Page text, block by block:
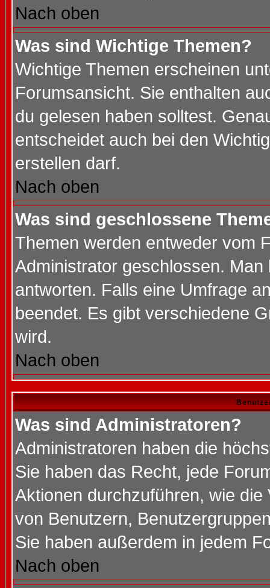
Nach oben
Was sind Wichtige Themen?
Wichtige Themen erscheinen
Forumsansicht. Sie enthalten
du gelesen haben solltest.
entscheidet auch bei den
erstellen darf.
Nach oben
Was sind geschlossene
Themen werden entweder vom
Administrator geschlossen.
antworten. Falls eine Umfrage
beendet. Es gibt verschiedene
wird.
Nach oben
Was sind Administratoren?
Administratoren haben die
Sie haben das Recht, jede
Aktionen durchzuführen, wie
von Benutzern,
Sie haben außerdem in jedem
Nach oben